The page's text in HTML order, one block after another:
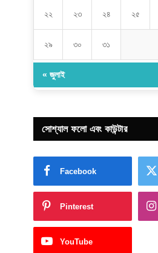
২২ ২৩ ২৪ ২৫
২৯ ৩০ ৩১
« জুলাই
সোশ্যাল ফলো এবং কাউন্টার
Facebook
Pinterest
YouTube